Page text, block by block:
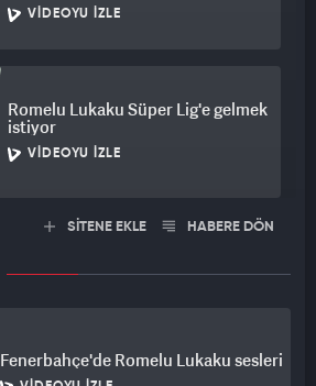
VIDEOYU İZLE
Romelu Lukaku Süper Lig'e gelmek
istiyor
VIDEOYU İZLE
SİTENE EKLE HABERE DÖN
Fenerbahçe'de Romelu Lukaku sesleri